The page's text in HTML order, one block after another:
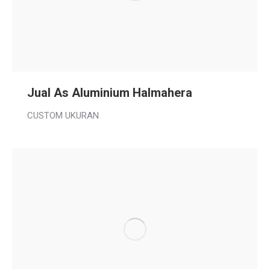
Jual As Aluminium Halmahera
CUSTOM UKURAN